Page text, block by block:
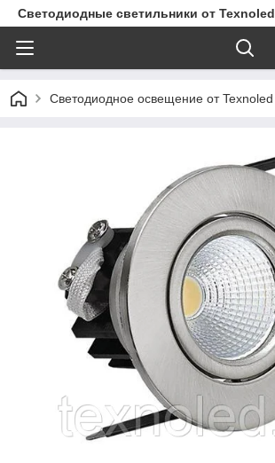
Светодиодные светильники от Texnoled
Светодиодное освещение от Texnoled